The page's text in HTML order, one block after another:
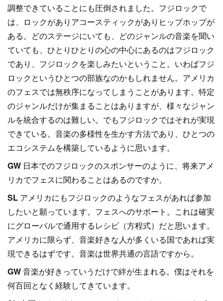
調整できていることにも圧倒されました。フジロックで
は、ロックがありアコースティックがありヒップホップが
ある。どのステージにいても、どのジャンルの音楽を聞い
ていても、ひとりひとりの心の中心にあるのはフジロック
であり、フジロックを楽しみたいということ。いわばフジ
ロックというひとつの部族なのかもしれません。アメリカ
のフェスでは無秩序になってしまうことがあります。特定
のジャンルだけが集まることはありますが、様々なジャン
ルを統合するのは難しい。でもフジロックではそれが実現
できている。音楽の多様性を生かす方法であり、ひとつの
エコシステムを構築しているように思います。
GW 日本でのフジロックのスポンサーのように、将来アメ
リカでフェスに関わることはあるのですか。
SL アメリカにもフジロックのようなフェスがあれば参加
したいと願っています。フェスへのサポート。これは確実
にグローバルで通用するレシピ（方程式）だと思います。
アメリカに限らず、音楽好きな人が多くいる国であれば実
現できるはずです。音楽は世界共通の言語ですから。
GW音楽が好きっていうだけで絆が生まれる。僕はそれを
何百回となく経験してきています。